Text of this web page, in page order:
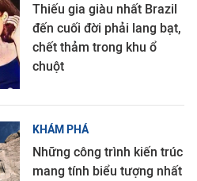
Thiếu gia giàu nhất Brazil
đến cuối đời phải lang bạt,
chết thảm trong khu ổ
chuột
KHÁM PHÁ
Những công trình kiến trúc
mang tính biểu tượng nhất